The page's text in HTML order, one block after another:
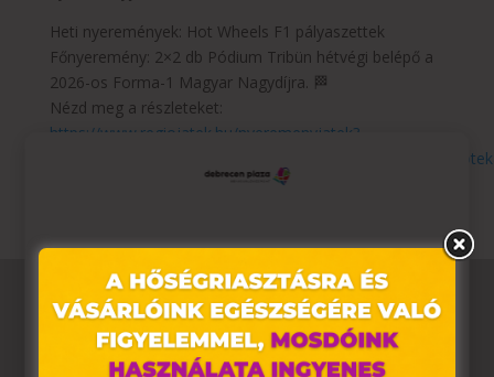
Heti nyeremények: Hot Wheels F1 pályaszettek
Főnyeremény: 2×2 db Pódium Tribün hétvégi belépő a
2026-os Forma-1 Magyar Nagydíjra. 🏁
Nézd meg a részleteket:
https://www.regiojatek.hu/nyeremenyjatek?
Weboldalunkon „cookie"-kat (továbbiakban „süti")
alkalmazunk. Ezek olyan fájlok, melyek információt
tárolnak webes böngészőjében. Ehhez az Ön